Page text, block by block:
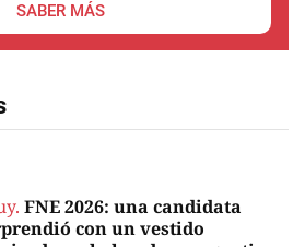
SABER MÁS
FNE 2026: una candidata
con un vestido